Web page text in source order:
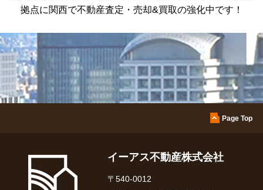
2026.07.12
売主様より専任で売却依頼をいただきました。
兵庫県尼崎市のマンション売却はイーアス不動産にお任せください。
2026.07.11
東大阪市小阪本町2丁目 戸建
2026.07.11
【成約御礼】メゾン門戸
拠点に関西で不動産査定・売却&買取の強化中です！
Page Top
イーアス不動産株式会社
〒540-0012